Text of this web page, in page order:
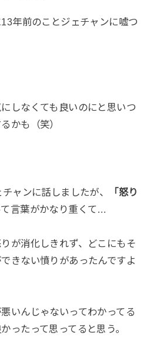
年前のことジェチャンに嘘つ
しなくても良いのにと思いつ
かも（笑）
ャンに話しましたが、
「怒り
て言葉がかなり重くて…
が消化しきれず、どこにもそ
きない憤りがあったんですよ
いんじゃないってわかってる
ったって思ってると思う。